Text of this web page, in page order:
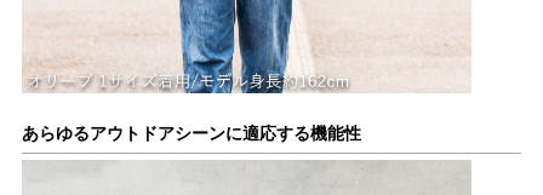
あらゆるアウトドアシーンに適応する機能性